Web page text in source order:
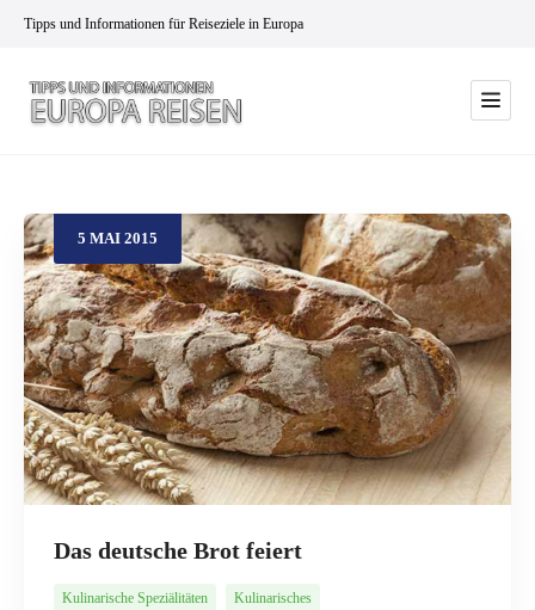
Tipps und Informationen für Reiseziele in Europa
5 MAI 2015
Das deutsche Brot feiert
Kulinarische Speziälitäten Kulinarisches